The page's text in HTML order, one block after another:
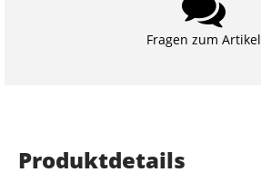
Fragen zum Artikel
Produktdetails